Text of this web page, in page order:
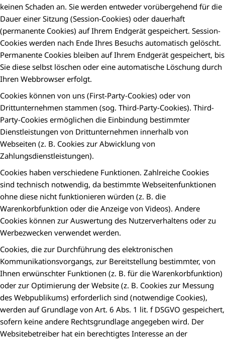
keinen Schaden an. Sie werden entweder vorübergehend für die
Dauer einer Sitzung (Session-Cookies) oder dauerhaft
(permanente Cookies) auf Ihrem Endgerät gespeichert. Session-
Cookies werden nach Ende Ihres Besuchs automatisch gelöscht.
Permanente Cookies bleiben auf Ihrem Endgerät gespeichert, bis
Sie diese selbst löschen oder eine automatische Löschung durch
Ihren Webbrowser erfolgt.
Cookies können von uns (First-Party-Cookies) oder von
Drittunternehmen stammen (sog. Third-Party-Cookies). Third-
Party-Cookies ermöglichen die Einbindung bestimmter
Dienstleistungen von Drittunternehmen innerhalb von
Webseiten (z. B. Cookies zur Abwicklung von
Zahlungsdienstleistungen).
Cookies haben verschiedene Funktionen. Zahlreiche Cookies
sind technisch notwendig, da bestimmte Webseitenfunktionen
ohne diese nicht funktionieren würden (z. B. die
Warenkorbfunktion oder die Anzeige von Videos). Andere
Cookies können zur Auswertung des Nutzerverhaltens oder zu
Werbezwecken verwendet werden.
Cookies, die zur Durchführung des elektronischen
Kommunikationsvorgangs, zur Bereitstellung bestimmter, von
Ihnen erwünschter Funktionen (z. B. für die Warenkorbfunktion)
oder zur Optimierung der Website (z. B. Cookies zur Messung
des Webpublikums) erforderlich sind (notwendige Cookies),
werden auf Grundlage von Art. 6 Abs. 1 lit. f DSGVO gespeichert,
sofern keine andere Rechtsgrundlage angegeben wird. Der
Websitebetreiber hat ein berechtigtes Interesse an der